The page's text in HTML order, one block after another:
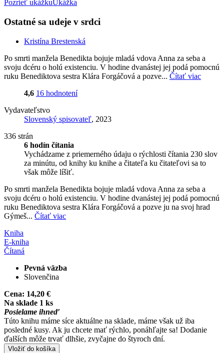
Pozrieť ukážkuUkážka
Ostatné sa udeje v srdci
Kristína Brestenská
Po smrti manžela Benedikta bojuje mladá vdova Anna za seba a
svoju dcéru o holú existenciu. V hodine dvanástej jej podá pomocnú
ruku Benediktova sestra Klára Forgáčová a pozve... Čítať viac
4,6 16 hodnotení
Vydavateľstvo
Slovenský spisovateľ, 2023
336 strán
6 hodín čítania
Vychádzame z priemerného údaju o rýchlosti čítania 230 slov
za minútu, od knihy ku knihe a čitateľa ku čitateľovi sa to
však môže líšiť.
Po smrti manžela Benedikta bojuje mladá vdova Anna za seba a
svoju dcéru o holú existenciu. V hodine dvanástej jej podá pomocnú
ruku Benediktova sestra Klára Forgáčová a pozve ju na svoj hrad
Gýmeš... Čítať viac
Kniha
E-kniha
Čítaná
Pevná väzba
Slovenčina
Cena: 14,20 €
Na sklade 1 ks
Posielame ihneď
Túto knihu máme síce aktuálne na sklade, máme však už iba
posledné kusy. Ak ju chcete mať rýchlo, ponáhľajte sa! Dodanie
ďalších môže trvať dlhšie, zvyčajne do štyroch dní.
Vložiť do košíka